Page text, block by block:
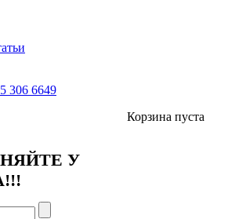
306 6649
Корзина пуста
У